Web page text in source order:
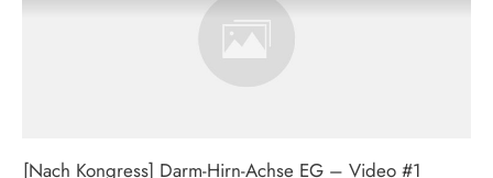
[Nach Kongress] Darm-Hirn-Achse EG – Video #1